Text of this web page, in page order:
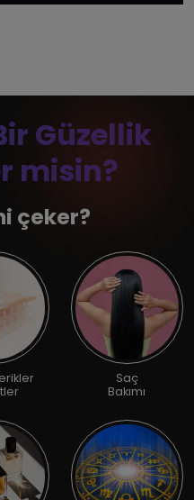
Güzellik
misin?
çeker?
Saç
Bakımı